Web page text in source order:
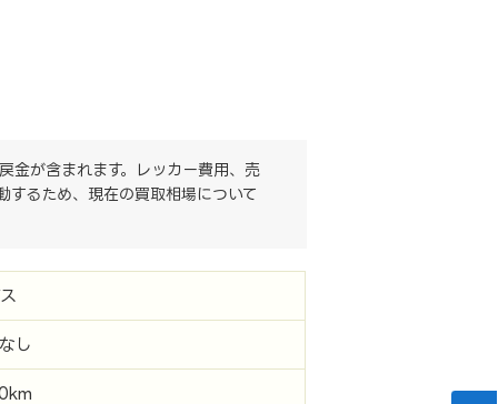
金が含まれます。レッカー費用、売
するため、現在の買取相場について
し